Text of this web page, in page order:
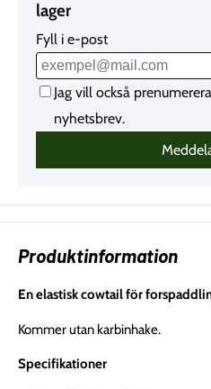
Produktinformation
En elastisk cowtail för
Kommer utan karbinhake.
Specifikationer